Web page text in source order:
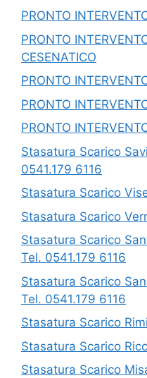
PRONTO
PRONTO
CESENATICO
PRONTO
PRONTO
PRONTO
Stasatura Scarico
0541.179 6116
Stasatura Scarico
Stasatura Scarico
Stasatura Scarico
Tel. 0541.179 6116
Stasatura Scarico
Tel. 0541.179 6116
Stasatura Scarico
Stasatura Scarico
Stasatura Scarico